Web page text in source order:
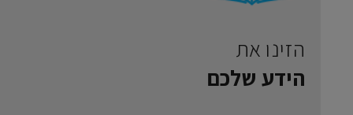
הזינו את
הידע שלכם